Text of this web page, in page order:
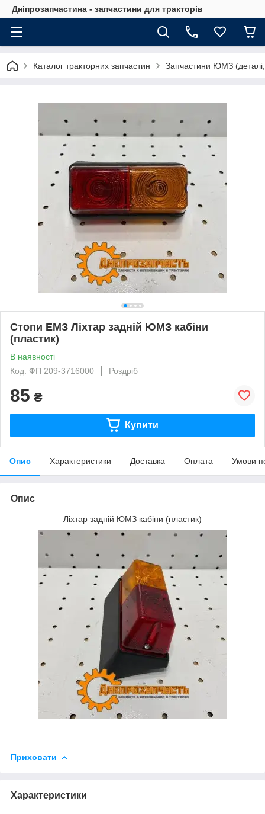
Дніпрозапчастина - запчастини для тракторів
Каталог тракторних запчастин Запчастини ЮМЗ
Стопи ЕМЗ Ліхтар задній ЮМЗ кабіни
(пластик)
В наявності
Код: ФП 209-3716000
Роздріб
85 ₴
Купити
Опис Характеристики Доставка Оплата Умови
Опис
Ліхтар задній ЮМЗ кабіни (пластик)
Приховати
Характеристики